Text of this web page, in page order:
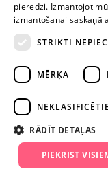
pieredzi. Izmantojot
izmantošanai saskaņā
STRIKTI
MĒRĶA
NEKLASIFICĒTIE
RĀDĪT DETAĻAS
PIEKRIST